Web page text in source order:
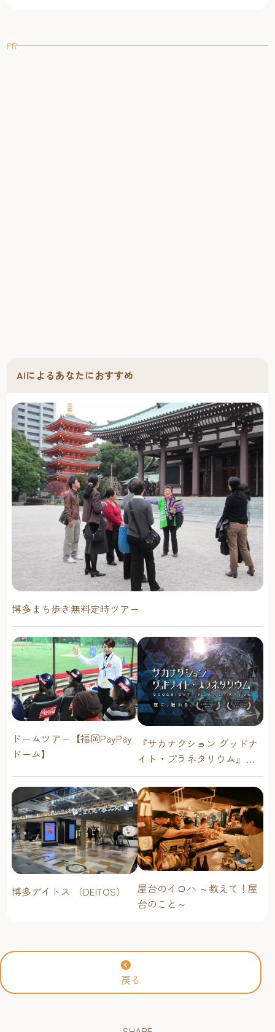
PR
AIによるあなたにおすすめ
博多まち歩き無料定時ツアー
ドームツアー【福岡PayPay
ドーム】
『サカナクション グッドナ
イト・プラネタリウム』が
今年も上映決定！【福岡市
科学館 ドームシアター】
2026年
博多デイトス （DEITOS）
屋台のイロハ ～教えて！屋
台のこと～
戻る